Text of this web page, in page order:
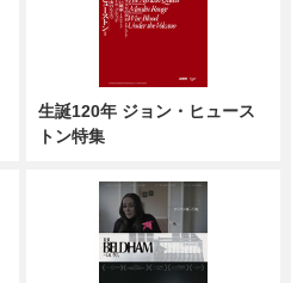
生誕120年 ジョン・ヒュース
トン特集